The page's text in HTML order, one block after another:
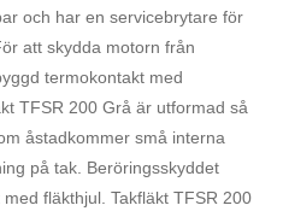
och har en servicebrytare för
att skydda motorn från
termokontakt med
TFSR 200 Grå är utformad så
åstadkommer små interna
på tak. Beröringsskyddet
fläkthjul. Takfläkt TFSR 200